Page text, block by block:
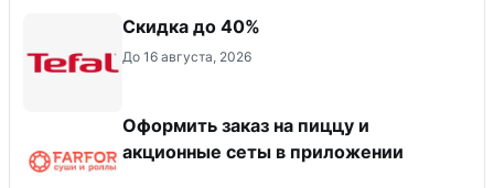
Скидка до 40%
До 16 августа, 2026
Оформить заказ на пиццу и
акционные сеты в приложении